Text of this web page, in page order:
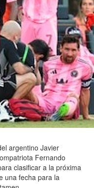
argentino Javier
Fernando
clasificar a la próxima
una fecha para la